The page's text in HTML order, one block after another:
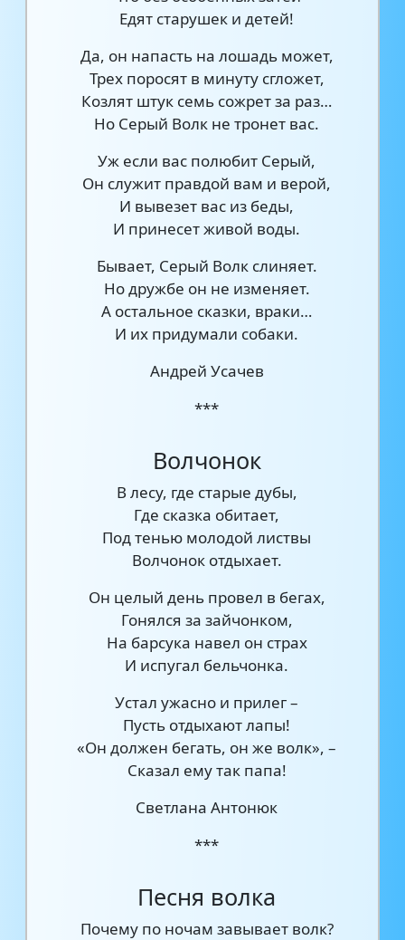
Едят старушек и детей!
Да, он напасть на лошадь может,
Трех поросят в минуту сгложет,
Козлят штук семь сожрет за раз…
Но Серый Волк не тронет вас.
Уж если вас полюбит Серый,
Он служит правдой вам и верой,
И вывезет вас из беды,
И принесет живой воды.
Бывает, Серый Волк слиняет.
Но дружбе он не изменяет.
А остальное сказки, враки…
И их придумали собаки.
Андрей Усачев
***
Волчонок
В лесу, где старые дубы,
Где сказка обитает,
Под тенью молодой листвы
Волчонок отдыхает.
Он целый день провел в бегах,
Гонялся за зайчонком,
На барсука навел он страх
И испугал бельчонка.
Устал ужасно и прилег –
Пусть отдыхают лапы!
«Он должен бегать, он же волк», –
Сказал ему так папа!
Светлана Антонюк
***
Песня волка
Почему по ночам завывает волк?